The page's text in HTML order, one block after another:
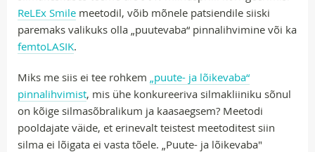
ReLEx Smile meetodil, võib mõnele patsiendile siiski
paremaks valikuks olla „puutevaba“ pinnalihvimine või ka
femtoLASIK.
Miks me siis ei tee rohkem „puute- ja lõikevaba“
pinnalihvimist, mis ühe konkureeriva silmakliiniku sõnul
on kõige silmasõbralikum ja kaasaegsem? Meetodi
pooldajate väide, et erinevalt teistest meetoditest siin
silma ei lõigata ei vasta tõele. „Puute- ja lõikevaba"